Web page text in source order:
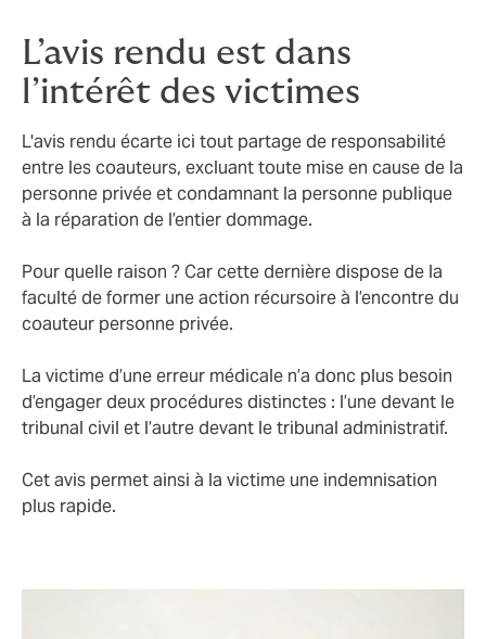
L’avis rendu est dans
l’intérêt des victimes
L'avis rendu écarte ici tout partage de responsabilité
entre les coauteurs, excluant toute mise en cause de la
personne privée et condamnant la personne publique
à la réparation de l’entier dommage.
Pour quelle raison ? Car cette dernière dispose de la
faculté de former une action récursoire à l’encontre du
coauteur personne privée.
La victime d’une erreur médicale n’a donc plus besoin
d’engager deux procédures distinctes : l’une devant le
tribunal civil et l’autre devant le tribunal administratif.
Cet avis permet ainsi à la victime une indemnisation
plus rapide.